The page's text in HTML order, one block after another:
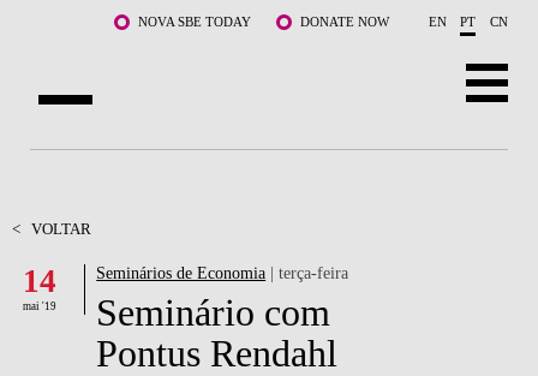
Saltar para o conteúdo principalNOVA SBE TODAY DONATE NOW EN PT CN
DOCENTES E INVESTIGAÇÃO
COMUNIDADE
< VOLTAR
14
mai '19
Seminários de Economia | terça-feira
Seminário com
Pontus Rendahl